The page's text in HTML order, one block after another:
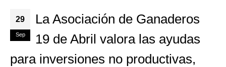
29
Sep
La Asociación de Ganaderos
19 de Abril valora las ayudas
para inversiones no productivas,